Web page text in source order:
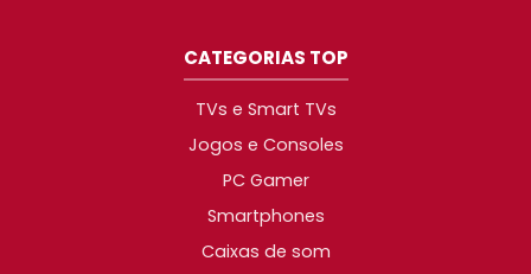
CATEGORIAS TOP
TVs e Smart TVs
Jogos e Consoles
PC Gamer
Smartphones
Caixas de som